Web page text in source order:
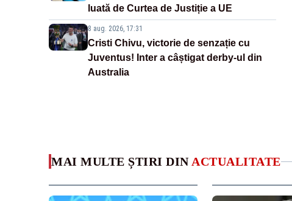
luată de Curtea de Justiție a UE
8 aug. 2026, 17:31
Cristi Chivu, victorie de senzație cu
Juventus! Inter a câștigat derby-ul din
Australia
MAI MULTE ȘTIRI DIN ACTUALITATE